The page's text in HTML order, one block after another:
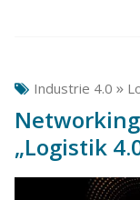
Industrie 4.0 »
„Logistik